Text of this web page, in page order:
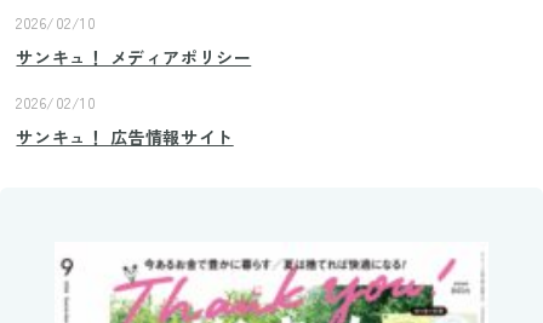
2026/02/10
サンキュ！ メディアポリシー
2026/02/10
サンキュ！ 広告情報サイト